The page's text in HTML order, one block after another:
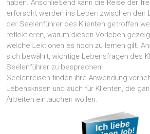
haben. Anschließend kann die Reise der
erforscht werden ins Leben zwischen den
der Seelenführer des Klienten getroffen
reflektieren, warum diesen Vorleben
welche Lektionen es noch zu lernen gilt.
sich bewährt, wichtige Lebensfragen des
Seelenführer zu besprechen.
Seelenreisen finden ihre Anwendung
Lebenskrisen und auch für Klienten, die
Arbeiten eintauchen wollen.